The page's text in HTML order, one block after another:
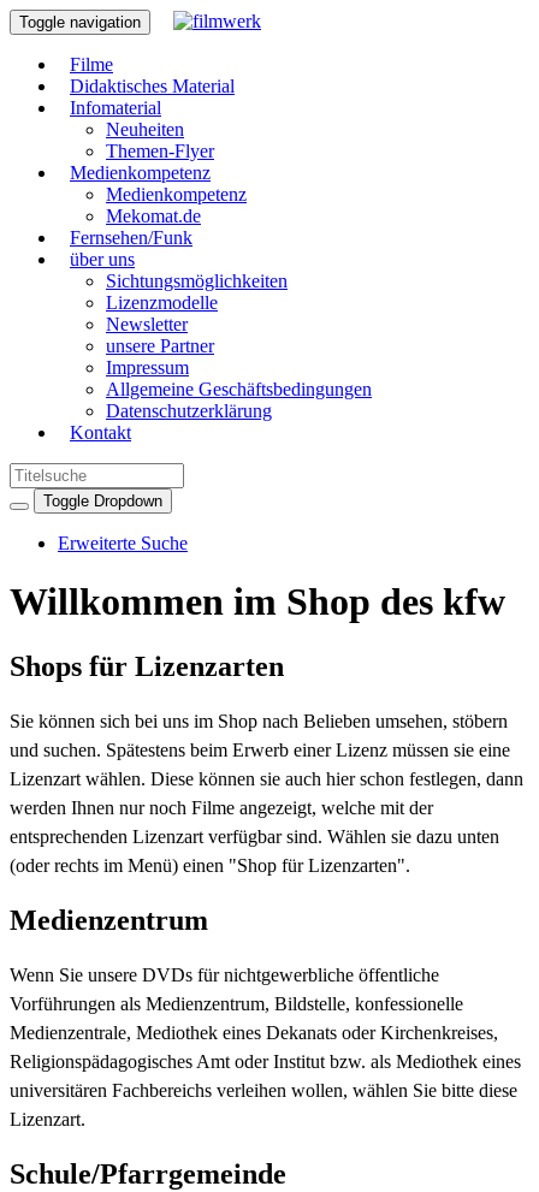
Toggle navigation
Filme
Didaktisches Material
Infomaterial
Neuheiten
Themen-Flyer
Medienkompetenz
Medienkompetenz
Mekomat.de
Fernsehen/Funk
über uns
Sichtungsmöglichkeiten
Lizenzmodelle
Newsletter
unsere Partner
Impressum
Allgemeine Geschäftsbedingungen
Datenschutzerklärung
Kontakt
Toggle Dropdown
Erweiterte Suche
Willkommen im Shop des kfw
Shops für Lizenzarten
Sie können sich bei uns im Shop nach Belieben umsehen, stöbern
und suchen. Spätestens beim Erwerb einer Lizenz müssen sie eine
Lizenzart wählen. Diese können sie auch hier schon festlegen, dann
werden Ihnen nur noch Filme angezeigt, welche mit der
entsprechenden Lizenzart verfügbar sind. Wählen sie dazu unten
(oder rechts im Menü) einen "Shop für Lizenzarten".
Medienzentrum
Wenn Sie unsere DVDs für nichtgewerbliche öffentliche
Vorführungen als Medienzentrum, Bildstelle, konfessionelle
Medienzentrale, Mediothek eines Dekanats oder Kirchenkreises,
Religionspädagogisches Amt oder Institut bzw. als Mediothek eines
universitären Fachbereichs verleihen wollen, wählen Sie bitte diese
Lizenzart.
Schule/Pfarrgemeinde